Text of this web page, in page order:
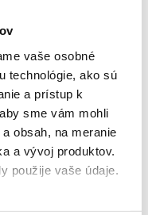
vaše osobné
technológie, ako sú
a prístup k
sme vám mohli
obsah, na meranie
a vývoj produktov.
použije vaše údaje.
/ bal.